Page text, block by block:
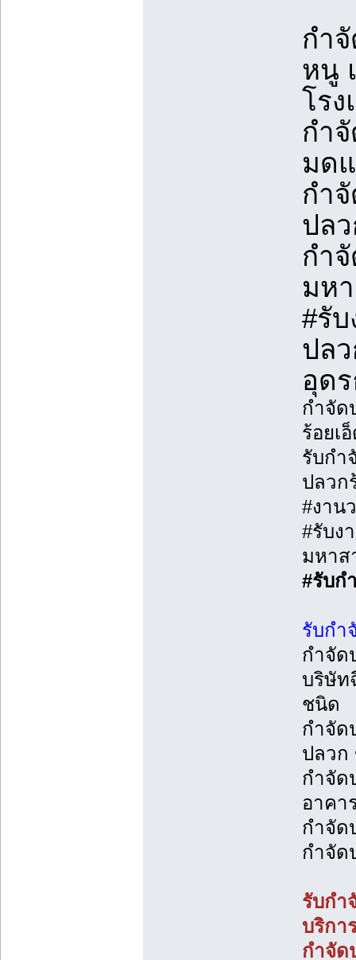
กำ
หนู
โร
กำ
มด
กำ
ปล
กำ
มห
#รั
ปล
อุด
กำจัด
ร้อยเ
รับกำ
ปลวก
#งาน
#รับง
มหาส
#รับก
รับกำ
กำจัด
บริษัท
ชนิด
กำจัด
ปลวก
กำจัด
อาคา
กำจัด
กำจัด
รับกำ
บริกา
กำจัด